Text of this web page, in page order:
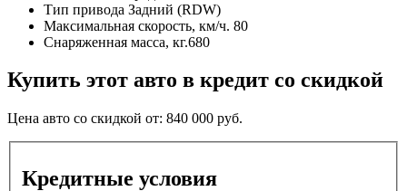
Тип привода Задний (RDW)
Максимальная скорость, км/ч. 80
Снаряженная масса, кг.680
Купить этот авто в кредит со скидкой
Цена авто со скидкой от: 840 000 руб.
Кредитные условия